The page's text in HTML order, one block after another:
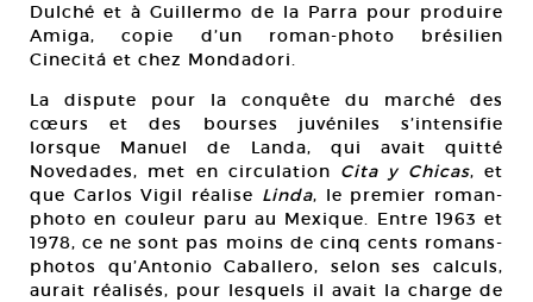
Dulché et à Guillermo de la Parra pour produire
Amiga, copie d’un roman-photo brésilien
Cinecitá et chez Mondadori.
La dispute pour la conquête du marché des
cœurs et des bourses juvéniles s’intensifie
lorsque Manuel de Landa, qui avait quitté
Novedades, met en circulation Cita y Chicas, et
que Carlos Vigil réalise Linda, le premier roman-
photo en couleur paru au Mexique. Entre 1963 et
1978, ce ne sont pas moins de cinq cents romans-
photos qu’Antonio Caballero, selon ses calculs,
aurait réalisés, pour lesquels il avait la charge de